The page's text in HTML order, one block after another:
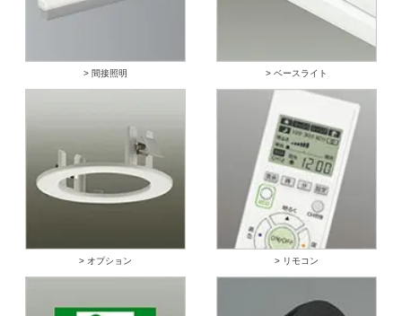
> 間接照明 > ベースライト
> オプション > リモコン